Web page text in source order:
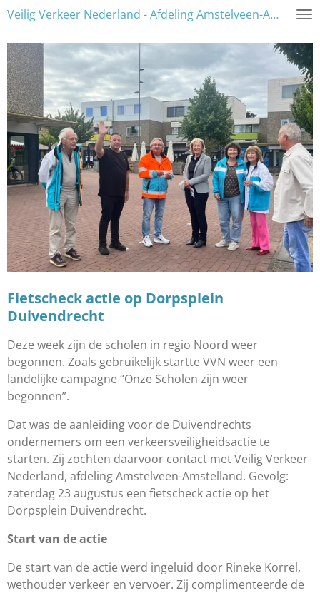
Ga
naar
de
hoofdinhoud
Veilig Verkeer Nederland - Afdeling Amstelveen-Amstelland
Fietscheck actie op Dorpsplein
Duivendrecht
Deze week zijn de scholen in regio Noord weer
begonnen. Zoals gebruikelijk startte VVN weer een
landelijke campagne “Onze Scholen zijn weer
begonnen”.
Dat was de aanleiding voor de Duivendrechts
ondernemers om een verkeersveiligheidsactie te
starten. Zij zochten daarvoor contact met Veilig Verkeer
Nederland, afdeling Amstelveen-Amstelland. Gevolg:
zaterdag 23 augustus een fietscheck actie op het
Dorpsplein Duivendrecht.
Start van de actie
De start van de actie werd ingeluid door Rineke Korrel,
wethouder verkeer en vervoer. Zij complimenteerde de